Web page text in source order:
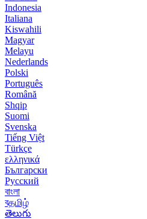
Indonesia
Italiana
Kiswahili
Magyar
Melayu
Nederlands
Polski
Português
Română
Shqip
Suomi
Svenska
Tiếng Việt
Türkçe
ελληνικά
Български
Русский
বাংলা
বதமிழ்
తెలుగు